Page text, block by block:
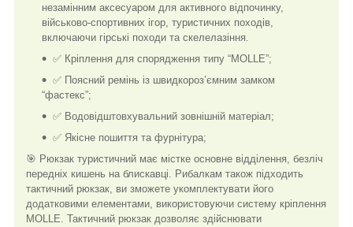
незамінним аксесуаром для активного відпочинку,
військово-спортивних ігор, туристичних походів,
включаючи гірські походи та скелелазіння.
✅ Кріплення для спорядження типу “MOLLE”;
✅ Поясний ремінь із швидкороз’ємним замком
“фастекс”;
✅ Водовідштовхувальний зовнішній матеріал;
✅ Якісне пошиття та фурнітура;
🎯 Рюкзак туристичний має містке основне відділення, безліч
передніх кишень на блискавці. Рибалкам також підходить
тактичний рюкзак, ви зможете укомплектувати його
додатковими елементами, використовуючи систему кріплення
MOLLE. Тактичний рюкзак дозволяє здійснювати